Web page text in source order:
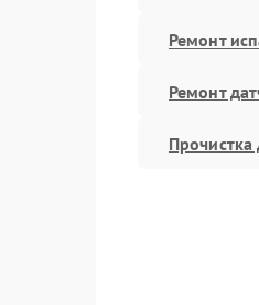
Ремонт
Ремонт